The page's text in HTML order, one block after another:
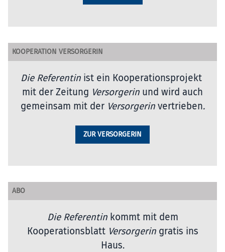
KOOPERATION VERSORGERIN
Die Referentin ist ein Kooperationsprojekt
mit der Zeitung Versorgerin und wird auch
gemeinsam mit der Versorgerinvertrieben.
ZUR VERSORGERIN
ABO
Die Referentinkommt mit dem
Kooperationsblatt Versorgeringratis ins
Haus.